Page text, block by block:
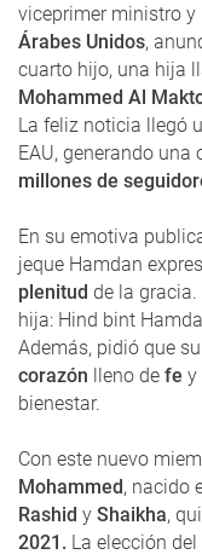
viceprimer ministro y
Árabes Unidos,
cuarto hijo, una hija
Mohammed Al
La feliz noticia llegó
EAU, generando
millones de
En su emotiva
jeque Hamdan
plenitud de la
hija: Hind bint
Además, pidió que su
corazón lleno de fe y
bienestar.
Con este nuevo
Mohammed, nacido
Rashid y Shaikha,
2021. La elección